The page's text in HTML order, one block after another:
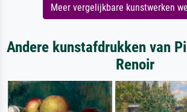
Meer vergelijkbare kunstwerken
Andere kunstafdrukken van
Renoir